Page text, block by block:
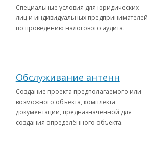
Специальные условия для юридических
лиц и индивидуальных предпринимателей
по проведению налогового аудита.
Обслуживание антенн
Создание проекта предполагаемого или
возможного объекта, комплекта
документации, предназначенной для
создания определённого объекта.